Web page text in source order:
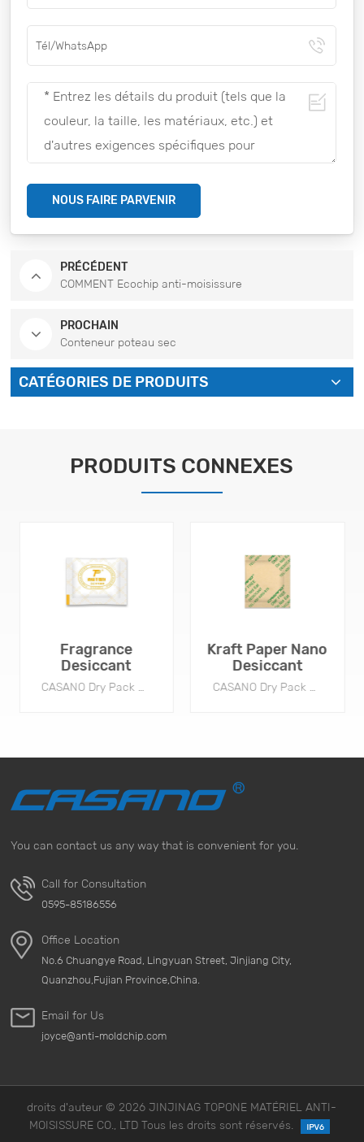
NOUS FAIRE PARVENIR
PRÉCÉDENT
COMMENT Ecochip anti-moisissure
PROCHAIN
Conteneur poteau sec
CATÉGORIES DE PRODUITS
PRODUITS CONNEXES
Fragrance
Desiccant
CASANO Dry Pack can used in apparel, footwear, packing box, accessories and other fields.
Kraft Paper Nano
Desiccant
CASANO Dry Pack can used in apparel, footwear, packing box, accessories and other fields.
You can contact us any way that is convenient for you.
Call for Consultation
0595-85186556
Office Location
No.6 Chuangye Road, Lingyuan Street, Jinjiang City,
Quanzhou,Fujian Province,China.
Email for Us
joyce@anti-moldchip.com
droits d'auteur © 2026 JINJINAG TOPONE MATÉRIEL ANTI-
MOISISSURE CO., LTD Tous les droits sont réservés.